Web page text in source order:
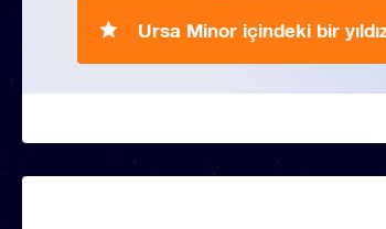
Ursa Minor içindeki bir